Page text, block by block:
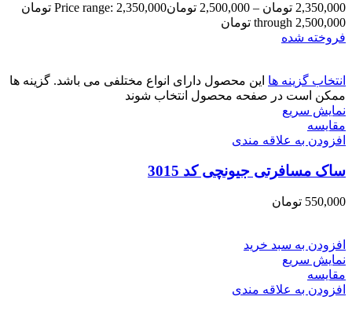
2,350,000 تومان –
2,500,000 تومان
Price range: 2,350,000 تومان
through 2,500,000 تومان
فروخته شده
انتخاب گزینه ها این محصول دارای انواع مختلفی می باشد. گزینه ها
ممکن است در صفحه محصول انتخاب شوند
نمایش سریع
مقايسه
افزودن به علاقه مندی
ساک مسافرتی جیونچی کد 3015
550,000 تومان
افزودن به سبد خرید
نمایش سریع
مقايسه
افزودن به علاقه مندی